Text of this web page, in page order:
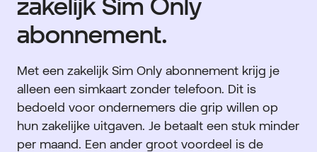
zakelijk Sim Only
abonnement.
Met een zakelijk Sim Only abonnement krijg je
alleen een simkaart zonder telefoon. Dit is
bedoeld voor ondernemers die grip willen op
hun zakelijke uitgaven. Je betaalt een stuk minder
per maand. Een ander groot voordeel is de